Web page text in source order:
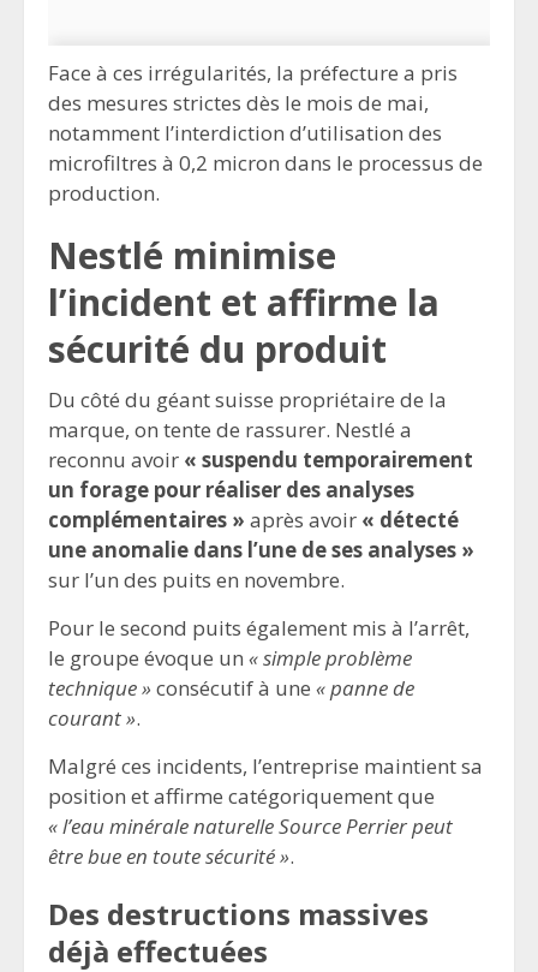
Face à ces irrégularités, la préfecture a pris
des mesures strictes dès le mois de mai,
notamment l’interdiction d’utilisation des
microfiltres à 0,2 micron dans le processus de
production.
Nestlé minimise
l’incident et affirme la
sécurité du produit
Du côté du géant suisse propriétaire de la
marque, on tente de rassurer. Nestlé a
reconnu avoir « suspendu temporairement
un forage pour réaliser des analyses
complémentaires » après avoir « détecté
une anomalie dans l’une de ses analyses »
sur l’un des puits en novembre.
Pour le second puits également mis à l’arrêt,
le groupe évoque un « simple problème
technique » consécutif à une « panne de
courant ».
Malgré ces incidents, l’entreprise maintient sa
position et affirme catégoriquement que
« l’eau minérale naturelle Source Perrier peut
être bue en toute sécurité ».
Des destructions massives
déjà effectuées